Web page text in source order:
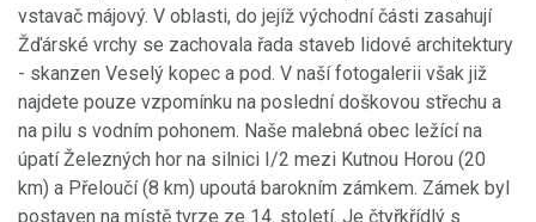
vstavač májový. V oblasti, do jejíž východní části zasahují
Žďárské vrchy se zachovala řada staveb lidové architektury
- skanzen Veselý kopec a pod. V naší fotogalerii však již
najdete pouze vzpomínku na poslední doškovou střechu a
na pilu s vodním pohonem. Naše malebná obec ležící na
úpatí Železných hor na silnici I/2 mezi Kutnou Horou (20
km) a Přeloučí (8 km) upoutá barokním zámkem. Zámek byl
postaven na místě tvrze ze 14. století. Je čtyřkřídlý s